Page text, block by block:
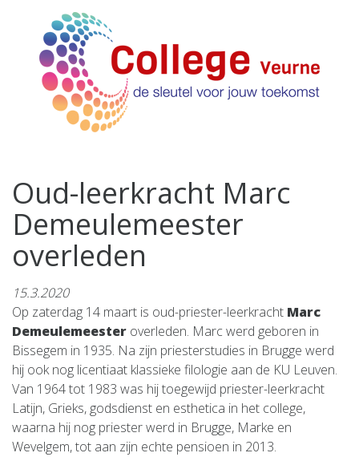
Oud-leerkracht Marc
Demeulemeester
overleden
15.3.2020
Op zaterdag 14 maart is oud-priester-leerkracht Marc
Demeulemeester overleden. Marc werd geboren in
Bissegem in 1935. Na zijn priesterstudies in Brugge werd
hij ook nog licentiaat klassieke filologie aan de KU Leuven.
Van 1964 tot 1983 was hij toegewijd priester-leerkracht
Latijn, Grieks, godsdienst en esthetica in het college,
waarna hij nog priester werd in Brugge, Marke en
Wevelgem, tot aan zijn echte pensioen in 2013.